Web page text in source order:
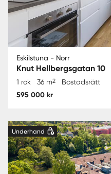
Eskilstuna - Norr
Knut Hellbergsgatan 10
1 rok 36 m2 Bostadsrätt
595 000 kr
Underhand